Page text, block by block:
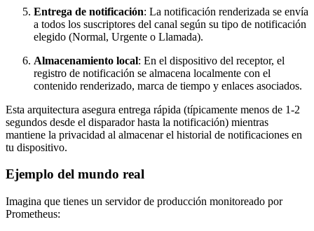
Entrega de notificación: La notificación renderizada se envía
a todos los suscriptores del canal según su tipo de notificación
elegido (Normal, Urgente o Llamada).
Almacenamiento local: En el dispositivo del receptor, el
registro de notificación se almacena localmente con el
contenido renderizado, marca de tiempo y enlaces asociados.
Esta arquitectura asegura entrega rápida (típicamente menos de 1-2
segundos desde el disparador hasta la notificación) mientras
mantiene la privacidad al almacenar el historial de notificaciones en
tu dispositivo.
Ejemplo del mundo real
Imagina que tienes un servidor de producción monitoreado por
Prometheus: